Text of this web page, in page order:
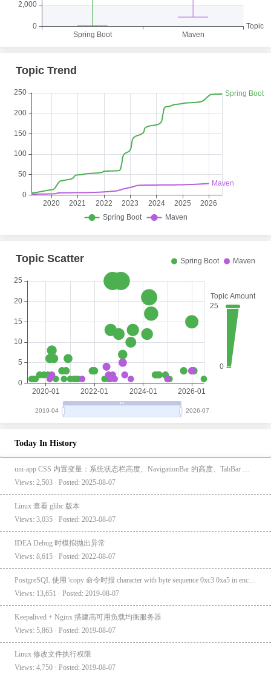
Today In History
Views: 2,503 · Posted: 2025-08-07
Linux 查看 glibc 版本
Views: 3,035 · Posted: 2023-08-07
IDEA Debug 时模拟抛出异常
Views: 8,615 · Posted: 2022-08-07
Views: 13,651 · Posted: 2019-08-07
Keepalived + Nginx 搭建高可用负载均衡服务器
Views: 5,863 · Posted: 2019-08-07
Linux 修改文件执行权限
Views: 4,750 · Posted: 2019-08-07